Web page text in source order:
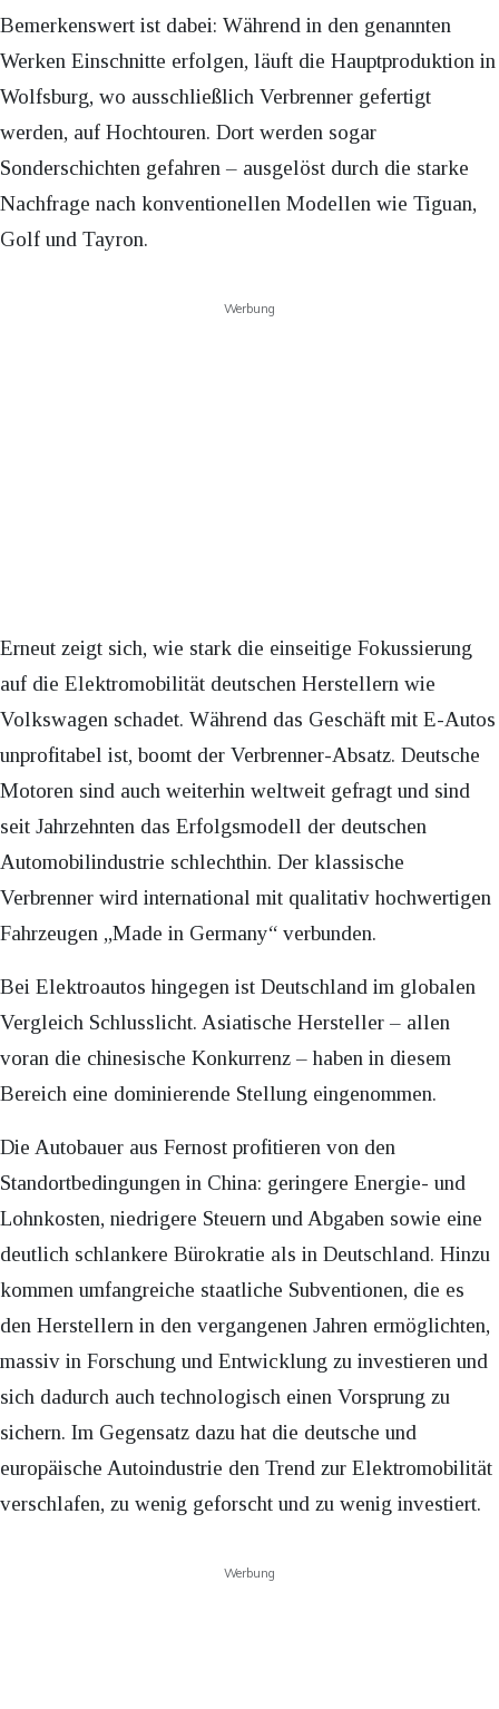
Bemerkenswert ist dabei: Während in den genannten
Werken Einschnitte erfolgen, läuft die Hauptproduktion in
Wolfsburg, wo ausschließlich Verbrenner gefertigt
werden, auf Hochtouren. Dort werden sogar
Sonderschichten gefahren – ausgelöst durch die starke
Nachfrage nach konventionellen Modellen wie Tiguan,
Golf und Tayron.
Werbung
Erneut zeigt sich, wie stark die einseitige Fokussierung
auf die Elektromobilität deutschen Herstellern wie
Volkswagen schadet. Während das Geschäft mit E-Autos
unprofitabel ist, boomt der Verbrenner-Absatz. Deutsche
Motoren sind auch weiterhin weltweit gefragt und sind
seit Jahrzehnten das Erfolgsmodell der deutschen
Automobilindustrie schlechthin. Der klassische
Verbrenner wird international mit qualitativ hochwertigen
Fahrzeugen „Made in Germany“ verbunden.
Bei Elektroautos hingegen ist Deutschland im globalen
Vergleich Schlusslicht. Asiatische Hersteller – allen
voran die chinesische Konkurrenz – haben in diesem
Bereich eine dominierende Stellung eingenommen.
Die Autobauer aus Fernost profitieren von den
Standortbedingungen in China: geringere Energie- und
Lohnkosten, niedrigere Steuern und Abgaben sowie eine
deutlich schlankere Bürokratie als in Deutschland. Hinzu
kommen umfangreiche staatliche Subventionen, die es
den Herstellern in den vergangenen Jahren ermöglichten,
massiv in Forschung und Entwicklung zu investieren und
sich dadurch auch technologisch einen Vorsprung zu
sichern. Im Gegensatz dazu hat die deutsche und
europäische Autoindustrie den Trend zur Elektromobilität
verschlafen, zu wenig geforscht und zu wenig investiert.
Werbung